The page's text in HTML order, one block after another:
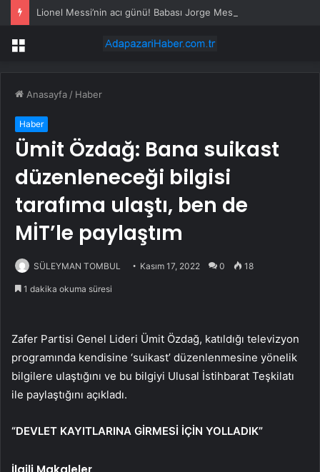
Menü
Anasayfa / Haber
Haber
Ümit Özdağ: Bana suikast
düzenleneceği bilgisi
tarafıma ulaştı, ben de
MİT’le paylaştım
SÜLEYMAN TOMBUL Kasım 17, 2022 0 18
1 dakika okuma süresi
Zafer Partisi Genel Lideri Ümit Özdağ, katıldığı televizyon
programında kendisine ‘suikast’ düzenlenmesine yönelik
bilgilere ulaştığını ve bu bilgiyi Ulusal İstihbarat Teşkilatı
ile paylaştığını açıkladı.
“DEVLET KAYITLARINA GİRMESİ İÇİN YOLLADIK”